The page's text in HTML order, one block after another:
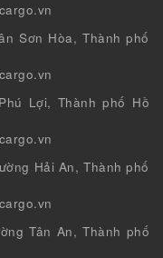
Sơn Hòa, Thành phố
Lợi, Thành phố Hồ
Hải An, Thành phố
Tân An, Thành phố